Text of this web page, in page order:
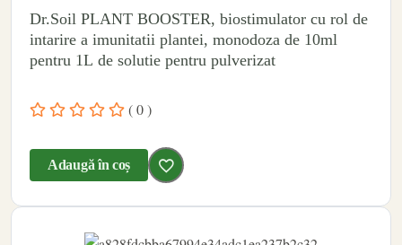
Dr.Soil PLANT BOOSTER, biostimulator cu rol de
intarire a imunitatii plantei, monodoza de 10ml
pentru 1L de solutie pentru pulverizat
( 0 )
Adaugă în coș